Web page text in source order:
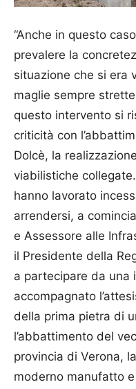
“Anche in questo
prevalere la
situazione che si era
maglie sempre
questo intervento si
criticità con
Dolcè, la
viabilistiche
hanno lavorato
arrendersi, a
e Assessore alle
il Presidente della
a partecipare da una
accompagnato
della prima pietra di
l’abbattimento del
provincia di Verona,
moderno manufatto